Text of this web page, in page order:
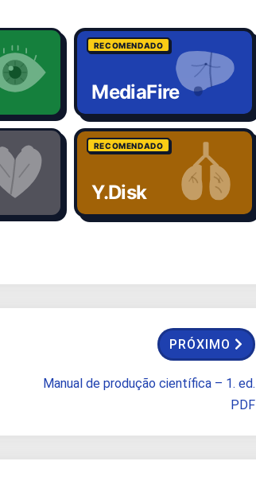
RECOMENDADO
MediaFire
RECOMENDADO
Y.Disk
PRÓXIMO
Manual de produção científica – 1. ed.
PDF